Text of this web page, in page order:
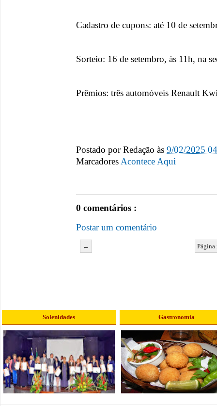
Cadastro de cupons: até 10 de
Sorteio: 16 de setembro, às 11h, na
Prêmios: três automóveis Renault
Postado porRedação às 9/02/2025
MarcadoresAcontece Aqui
0 comentários :
Postar um comentário
←
Solenidades Gastronomia